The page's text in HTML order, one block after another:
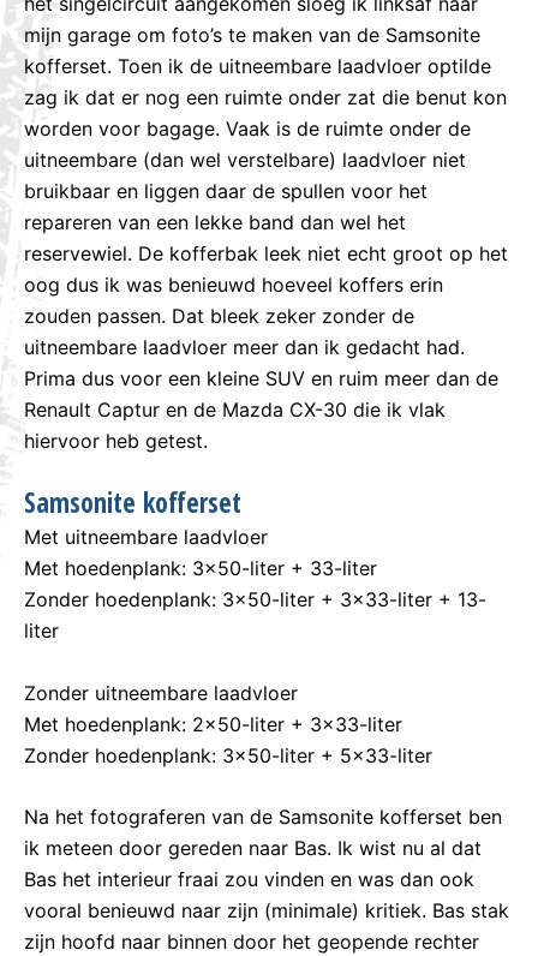
mijn garage om foto’s te maken van de Samsonite
kofferset. Toen ik de uitneembare laadvloer optilde
zag ik dat er nog een ruimte onder zat die benut kon
worden voor bagage. Vaak is de ruimte onder de
uitneembare (dan wel verstelbare) laadvloer niet
bruikbaar en liggen daar de spullen voor het
repareren van een lekke band dan wel het
reservewiel. De kofferbak leek niet echt groot op het
oog dus ik was benieuwd hoeveel koffers erin
zouden passen. Dat bleek zeker zonder de
uitneembare laadvloer meer dan ik gedacht had.
Prima dus voor een kleine SUV en ruim meer dan de
Renault Captur en de Mazda CX-30 die ik vlak
hiervoor heb getest.
Samsonite kofferset
Met uitneembare laadvloer
Met hoedenplank: 3×50-liter + 33-liter
Zonder hoedenplank: 3×50-liter + 3×33-liter + 13-
liter
Zonder uitneembare laadvloer
Met hoedenplank: 2×50-liter + 3×33-liter
Zonder hoedenplank: 3×50-liter + 5×33-liter
Na het fotograferen van de Samsonite kofferset ben
ik meteen door gereden naar Bas. Ik wist nu al dat
Bas het interieur fraai zou vinden en was dan ook
vooral benieuwd naar zijn (minimale) kritiek. Bas stak
zijn hoofd naar binnen door het geopende rechter